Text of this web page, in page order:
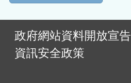
政府網站資料開放宣告
資訊安全政策